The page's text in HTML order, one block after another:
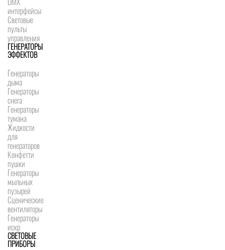
интерфейсы
Световые
пульты
управления
ГЕНЕРАТОРЫ
ЭФФЕКТОВ
Генераторы
дыма
Генераторы
снега
Генераторы
тумана
Жидкости
для
генераторов
Конфетти
пушки
Генераторы
мыльных
пузырей
Сценические
вентиляторы
Генераторы
искр
СВЕТОВЫЕ
ПРИБОРЫ